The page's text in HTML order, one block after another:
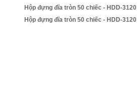
Hộp đựng đĩa tròn 50 chiếc - HDD-3120
Hộp đựng đĩa tròn 50 chiếc - HDD-3120